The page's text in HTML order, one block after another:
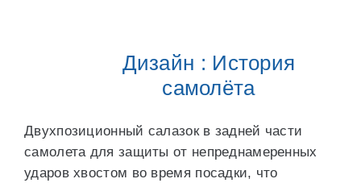
Дизайн : История
самолёта
Двухпозиционный салазок в задней части
самолета для защиты от непреднамеренных
ударов хвостом во время посадки, что